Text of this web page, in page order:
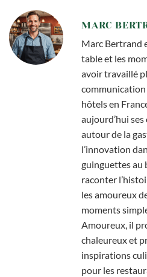
MARC
Marc Bertrand
table et les
avoir travaillé
hôtels en
aujourd’hui
autour de la
l’innovation
guinguettes au
raconter
les amoureux
moments
Amoureux, il
chaleureux et
inspirations
pour les